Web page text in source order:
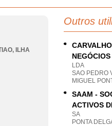
, ILHA
Outros
LDA
SAO PEDRO
MIGUEL
SAAM -
ACTIVOS
SA
PONTA